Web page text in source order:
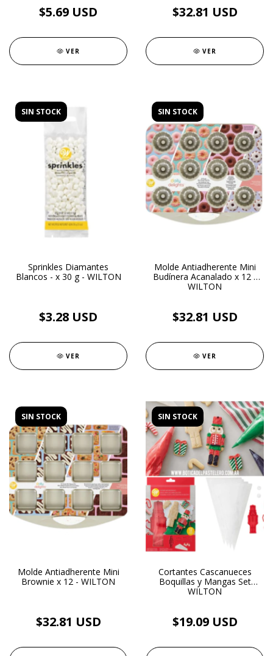
$5.69 USD
VER
$32.81 USD
VER
SIN STOCK
Sprinkles Diamantes
Blancos - x 30 g - WILTON
$3.28 USD
VER
SIN STOCK
Molde Antiadherente Mini
Budínera Acanalado x 12 -
WILTON
$32.81 USD
VER
SIN STOCK
Molde Antiadherente Mini
Brownie x 12 - WILTON
$32.81 USD
SIN STOCK
Cortantes Cascanueces
Boquillas y Mangas Set
WILTON
$19.09 USD